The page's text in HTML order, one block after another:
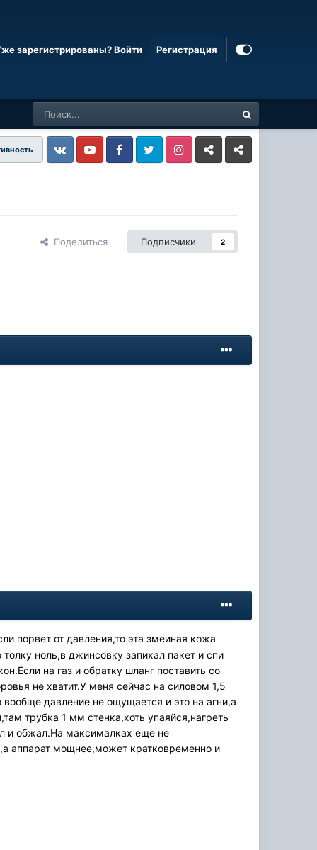
зарегистрированы? Войти Регистрация
VkontakteYouTube FacebookTwitter InstagramLivejournalOdnoklassniki
Поделиться Подписчики 2
порвет от давления,то эта змеиная кожа
ноль,в джинсовку запихал пакет и спи
на газ и обратку шланг поставить со
не хватит.У меня сейчас на силовом 1,5
давление не ощущается и это на агни,а
трубка 1 мм стенка,хоть упаяйся,нагреть
и обжал.На максималках еще не
аппарат мощнее,может кратковременно и